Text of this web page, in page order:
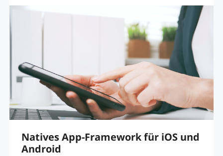
Natives App-Framework für iOS und
Android